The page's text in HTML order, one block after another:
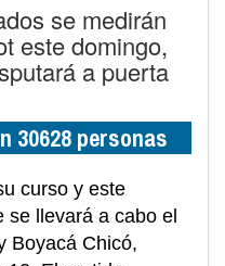
se medirán
este domingo,
a puerta
30628 personas
curso y este
se llevará a cabo el
Boyacá Chicó,